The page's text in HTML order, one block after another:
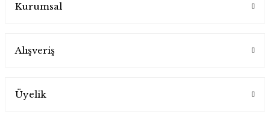
Kurumsal
Alışveriş
Üyelik